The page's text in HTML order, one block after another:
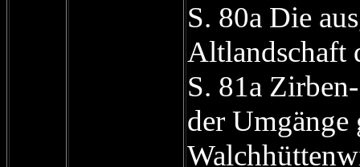
S. 80a Die
Altlandschaft
S. 81a
der